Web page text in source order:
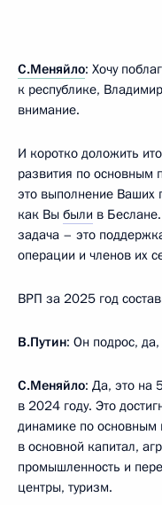
С.Меняйло: Хочу
к республике,
внимание.
И коротко доложить
развития по основным
это выполнение Ваших
как Вы были в
задача – это
операции и членов их
ВРП за 2025 год
В.Путин: Он подрос, да,
С.Меняйло: Да, это на
в 2024 году. Это
динамике по основным
в основной капитал,
промышленность и
центры, туризм.